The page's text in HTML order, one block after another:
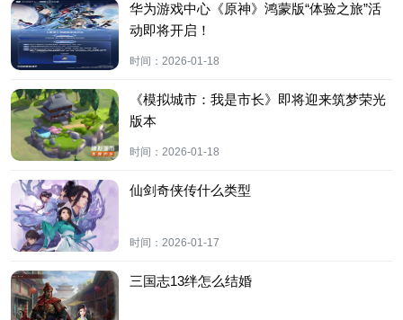
华为游戏中心《原神》鸿蒙版“体验之旅”活
动即将开启！
时间： 2026-01-18
《模拟城市：我是市长》即将迎来筑梦荣光
版本
时间： 2026-01-18
仙剑奇侠传什么类型
时间： 2026-01-17
三国志13绊怎么结婚